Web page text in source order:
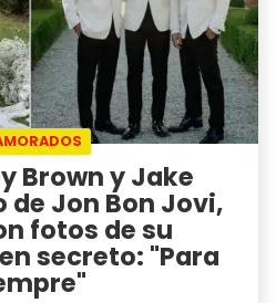
Brown y Jake
de Jon Bon Jovi,
fotos de su
secreto: "Para